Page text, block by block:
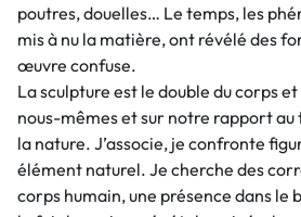
poutres, douelles… Le temps, les
mis à nu la matière, ont révélé des
œuvre confuse.
La sculpture est le double du corps
nous-mêmes et sur notre rapport au
la nature. J’associe, je confronte
élément naturel. Je cherche des
corps humain, une présence dans le